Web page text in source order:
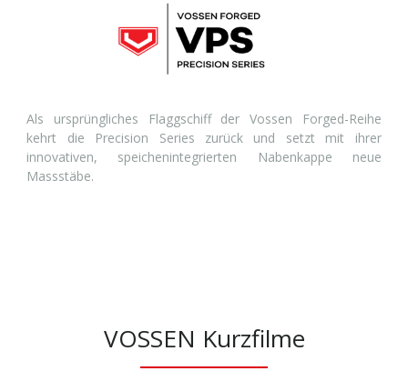
Als ursprüngliches Flaggschiff der Vossen Forged-Reihe
kehrt die Precision Series zurück und setzt mit ihrer
innovativen, speichenintegrierten Nabenkappe neue
Massstäbe.
VOSSEN Kurzfilme